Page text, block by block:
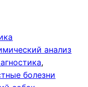
анализ
болезни